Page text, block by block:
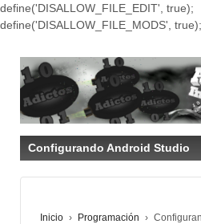
define('DISALLOW_FILE_EDIT', true);
define('DISALLOW_FILE_MODS', true);
Configurando Android Studio
Inicio › Programación ›